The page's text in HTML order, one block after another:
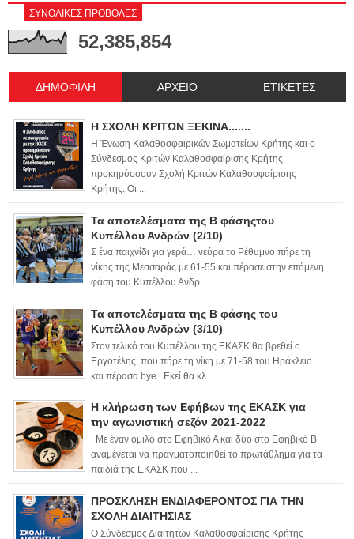
ΣΥΝΟΛΙΚΕΣ ΠΡΟΒΟΛΕΣ
52,385,854
ΔΗΜΟΦΙΛΗ ΑΡΧΕΙΟ ΕΤΙΚΕΤΕΣ
Η ΣΧΟΛΗ ΚΡΙΤΩΝ ΞΕΚΙΝΑ.......
Η Ένωση Καλαθοσφαιρικών Σωματείων Κρήτης και ο
Σύνδεσμος Κριτών Καλαθοσφαίρισης Κρήτης
προκηρύσσουν Σχολή Κριτών Καλαθοσφαίρισης
Κρήτης. Οι ...
Τα αποτελέσματα της Β φάσηςτου
Κυπέλλου Ανδρών (2/10)
Σ ένα παιχνίδι για γερά… νεύρα το Ρέθυμνο πήρε τη
νίκης της Μεσσαράς με 61-55 και πέρασε στην επόμενη
φάση του Κυπέλλου Ανδρ...
Τα αποτελέσματα της Β φάσης του
Κυπέλλου Ανδρών (3/10)
Στον τελικό του Κυπέλλου της ΕΚΑΣΚ θα βρεθεί ο
Εργοτέλης, που πήρε τη νίκη με 71-58 του Ηράκλειο
και πέρασα bye . Εκεί θα κλ...
Η κλήρωση των Εφήβων της ΕΚΑΣΚ για
την αγωνιστική σεζόν 2021-2022
Με έναν όμιλο στο Εφηβικό Α και δύο στο Εφηβικό Β
αναμένεται να πραγματοποιηθεί το πρωτάθλημα για τα
παιδιά της ΕΚΑΣΚ που ...
ΠΡΟΣΚΛΗΣΗ ΕΝΔΙΑΦΕΡΟΝΤΟΣ ΓΙΑ ΤΗΝ
ΣΧΟΛΗ ΔΙΑΙΤΗΣΙΑΣ
Ο Σύνδεσμος Διαιτητών Καλαθοσφαίρισης Κρήτης